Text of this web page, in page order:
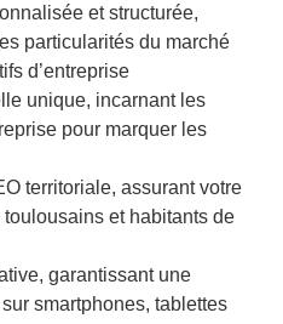
et structurée,
particularités du marché
d’entreprise
unique, incarnant les
pour marquer les
territoriale, assurant votre
et habitants de
garantissant une
smartphones, tablettes